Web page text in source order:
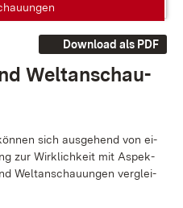
Download als PDF
Welt­an­schau­
sich aus­ge­hend von ei­
zur Wirk­lich­keit mit As­pek­
Welt­an­schau­un­gen ver­glei­